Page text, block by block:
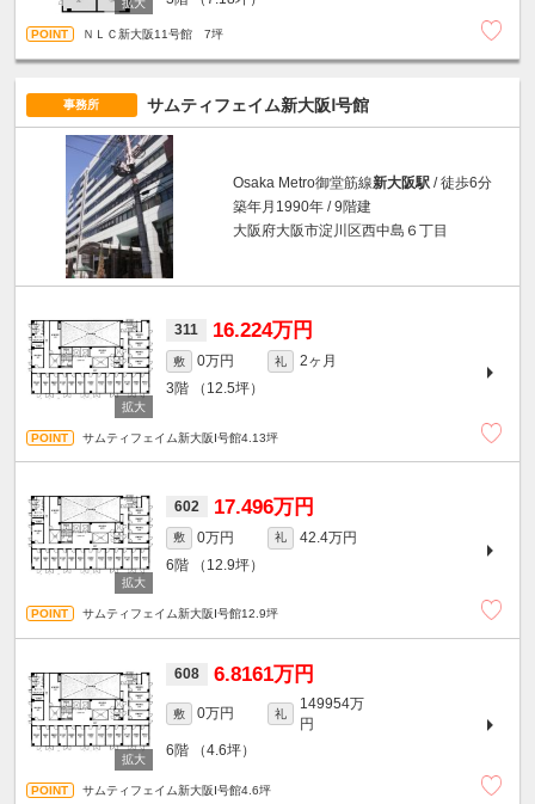
ＮＬＣ新大阪11号館 7坪
事務所 サムティフェイム新大阪Ⅰ号館
Osaka Metro御堂筋線新大阪駅 / 徒歩6分
築年月1990年 / 9階建
大阪府大阪市淀川区西中島６丁目
311 16.224万円
敷 0万円 礼
2ヶ月
3階
（12.5坪）
サムティフェイム新大阪Ⅰ号館4.13坪
602 17.496万円
敷 0万円 礼
42.4万円
6階
（12.9坪）
サムティフェイム新大阪Ⅰ号館12.9坪
608 6.8161万円
敷 0万円 礼
149954万
円
6階
（4.6坪）
サムティフェイム新大阪Ⅰ号館4.6坪